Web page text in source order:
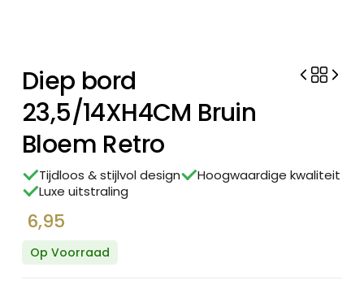
Diep bord
23,5/14XH4CM Bruin
Bloem Retro
Tijdloos & stijlvol design
Hoogwaardige kwaliteit
Luxe uitstraling
6,95
Op Voorraad